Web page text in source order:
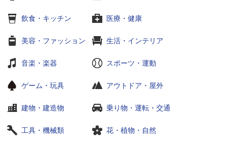
飲食・キッチン 医療・健康
美容・ファッション 生活・インテリア
音楽・楽器 スポーツ・運動
ゲーム・玩具 アウトドア・屋外
建物・建造物 乗り物・運転・交通
工具・機械類 花・植物・自然